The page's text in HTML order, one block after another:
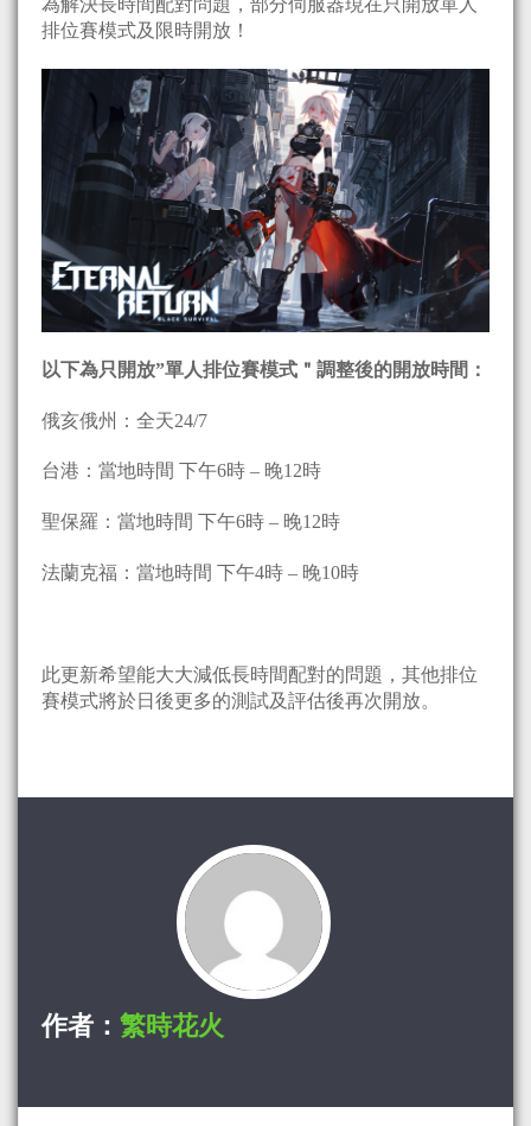
為解決長時間配對問題，部分伺服器現在只開放單人
排位賽模式及限時開放！
以下為只開放”單人排位賽模式＂調整後的開放時間：
俄亥俄州：全天24/7
台港：當地時間 下午6時 – 晚12時
聖保羅：當地時間 下午6時 – 晚12時
法蘭克福：當地時間 下午4時 – 晚10時
此更新希望能大大減低長時間配對的問題，其他排位
賽模式將於日後更多的測試及評估後再次開放。
作者： 繁時花火